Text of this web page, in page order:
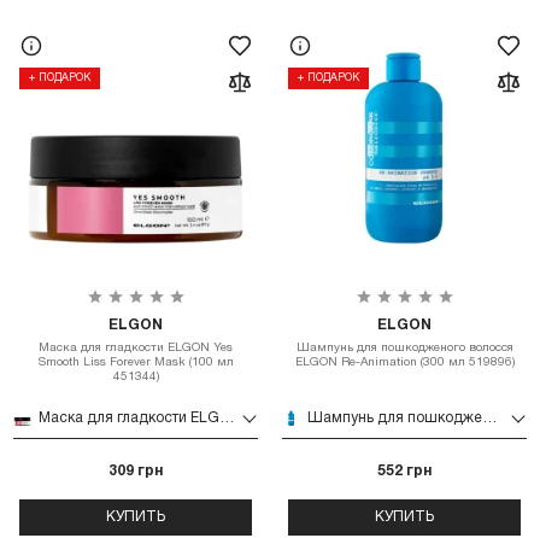
+ ПОДАРОК
ELGON
Маска для гладкости ELGON Yes
Smooth Liss Forever Mask (100 мл
451344)
309 грн
КУПИТЬ
+ ПОДАРОК
ELGON
Шампунь для пошкодженого волосся
ELGON Re-Animation (300 мл 519896)
552 грн
КУПИТЬ